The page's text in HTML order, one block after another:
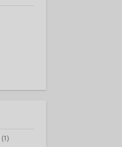
(1)